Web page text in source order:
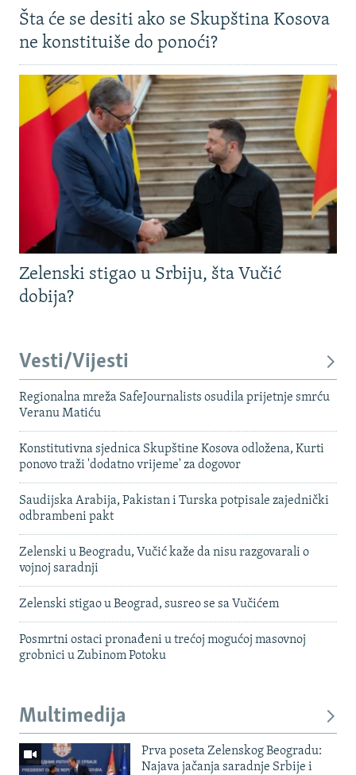
Šta će se desiti ako se Skupština Kosova
ne konstituiše do ponoći?
Zelenski stigao u Srbiju, šta Vučić
dobija?
Vesti/Vijesti
Regionalna mreža SafeJournalists osudila prijetnje smrću
Veranu Matiću
Konstitutivna sjednica Skupštine Kosova odložena, Kurti
ponovo traži 'dodatno vrijeme' za dogovor
Saudijska Arabija, Pakistan i Turska potpisale zajednički
odbrambeni pakt
Zelenski u Beogradu, Vučić kaže da nisu razgovarali o
vojnoj saradnji
Zelenski stigao u Beograd, susreo se sa Vučićem
Posmrtni ostaci pronađeni u trećoj mogućoj masovnoj
grobnici u Zubinom Potoku
Multimedija
Prva poseta Zelenskog Beogradu:
Najava jačanja saradnje Srbije i